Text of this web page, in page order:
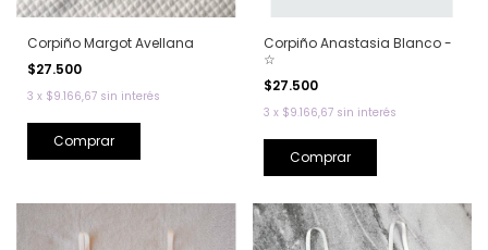
Corpiño Margot Avellana
$27.500
3 x $9.166,67 sin interés
Comprar
Corpiño Anastasia Blanco -
☆
$27.500
3 x $9.166,67 sin interés
Comprar